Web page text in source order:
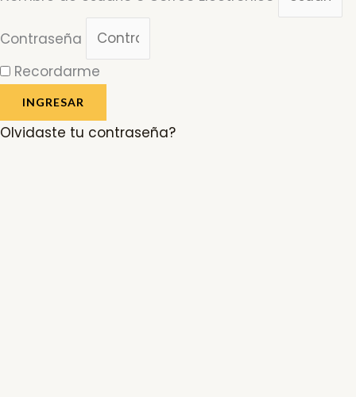
Contraseña
Recordarme
INGRESAR
Olvidaste tu contraseña?